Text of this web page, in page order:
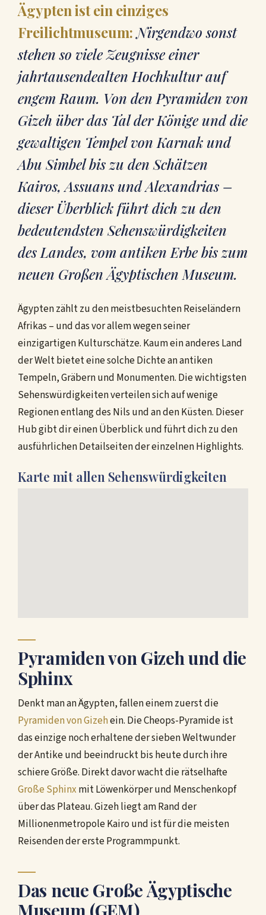
Ägypten ist ein einziges
Freilichtmuseum:Nirgendwo sonst
stehen so viele Zeugnisse einer
jahrtausendealten Hochkultur auf
engem Raum. Von den Pyramiden von
Gizeh über das Tal der Könige und die
gewaltigen Tempel von Karnak und
Abu Simbel bis zu den Schätzen
Kairos, Assuans und Alexandrias –
dieser Überblick führt dich zu den
bedeutendsten Sehenswürdigkeiten
des Landes, vom antiken Erbe bis zum
neuen Großen Ägyptischen Museum.
Ägypten zählt zu den meistbesuchten Reiseländern
Afrikas – und das vor allem wegen seiner
einzigartigen Kulturschätze. Kaum ein anderes Land
der Welt bietet eine solche Dichte an antiken
Tempeln, Gräbern und Monumenten. Die wichtigsten
Sehenswürdigkeiten verteilen sich auf wenige
Regionen entlang des Nils und an den Küsten. Dieser
Hub gibt dir einen Überblick und führt dich zu den
ausführlichen Detailseiten der einzelnen Highlights.
Karte mit allen Sehenswürdigkeiten
Pyramiden von Gizeh und die
Sphinx
Denkt man an Ägypten, fallen einem zuerst die
Pyramiden von Gizehein. Die Cheops-Pyramide ist
das einzige noch erhaltene der sieben Weltwunder
der Antike und beeindruckt bis heute durch ihre
schiere Größe. Direkt davor wacht die rätselhafte
Große Sphinx mit Löwenkörper und Menschenkopf
über das Plateau. Gizeh liegt am Rand der
Millionenmetropole Kairo und ist für die meisten
Reisenden der erste Programmpunkt.
Das neue Große Ägyptische
Museum (GEM)